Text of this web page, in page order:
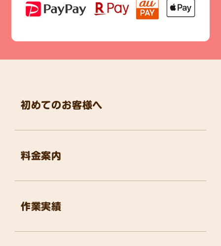
初めてのお客様へ
料金案内
作業実績